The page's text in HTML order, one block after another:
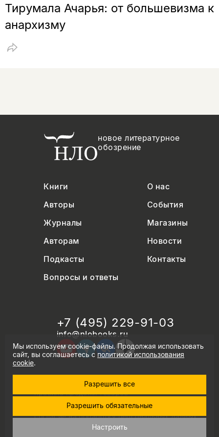
Тирумала Ачарья: от большевизма к
анархизму
новое литературное
обозрение
Книги
О нас
Авторы
События
Журналы
Магазины
Авторам
Новости
Подкасты
Контакты
Вопросы и ответы
+7 (495) 229-91-03
info@nlobooks.ru
© Новое литературное обозрение. 2026
правила продажи товаров
политика использования cookie
согласие на обработку персональных данных
дизайн Дмитрия Черногаева
разработка и запуск:
Мы используем cookie-файлы. Продолжая использовать
сайт, вы соглашаетесь сполитикой использования
cookie.
Разрешить все
Разрешить обязательные
Настроить